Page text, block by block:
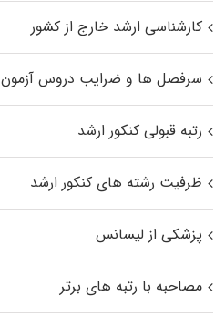
کارشناسی ارشد خارج از کشور
سرفصل ها و ضرایب دروس آزمون
رتبه قبولی کنکور ارشد
ظرفیت رشته های کنکور ارشد
پزشکی از لیسانس
مصاحبه با رتبه های برتر